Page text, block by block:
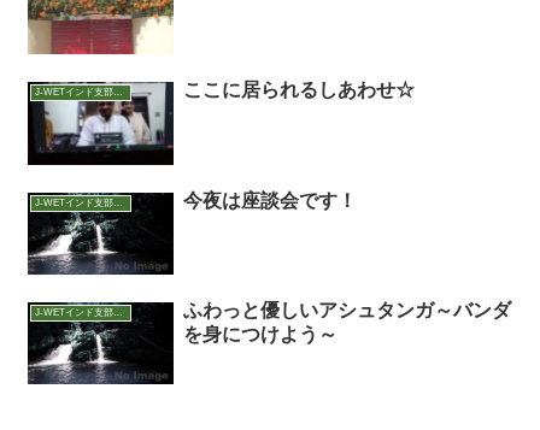
J-WETインド支部～ヨガのこころ～ ここに居られるしあわせ☆
J-WETインド支部～ヨガのこころ～ 今夜は座談会です！
J-WETインド支部～ヨガのこころ～
ふわっと優しいアシュタンガ～バンダ
を身につけよう～